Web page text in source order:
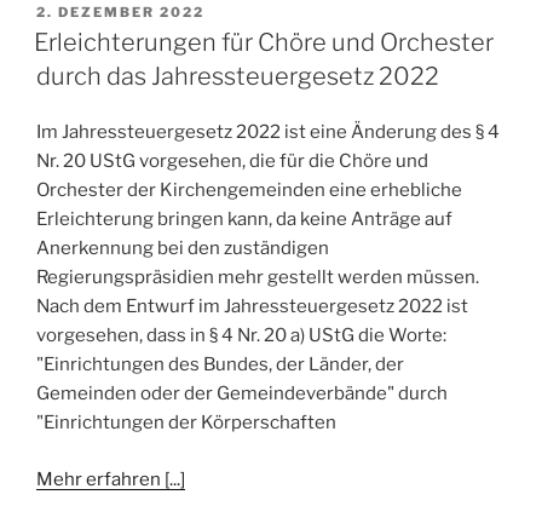
VERÖFFENTLICHT
AM
2. DEZEMBER 2022
Erleichterungen für Chöre und Orchester
durch das Jahressteuergesetz 2022
Im Jahressteuergesetz 2022 ist eine Änderung des § 4
Nr. 20 UStG vorgesehen, die für die Chöre und
Orchester der Kirchengemeinden eine erhebliche
Erleichterung bringen kann, da keine Anträge auf
Anerkennung bei den zuständigen
Regierungspräsidien mehr gestellt werden müssen.
Nach dem Entwurf im Jahressteuergesetz 2022 ist
vorgesehen, dass in § 4 Nr. 20 a) UStG die Worte:
"Einrichtungen des Bundes, der Länder, der
Gemeinden oder der Gemeindeverbände" durch
"Einrichtungen der Körperschaften
Mehr erfahren [...]